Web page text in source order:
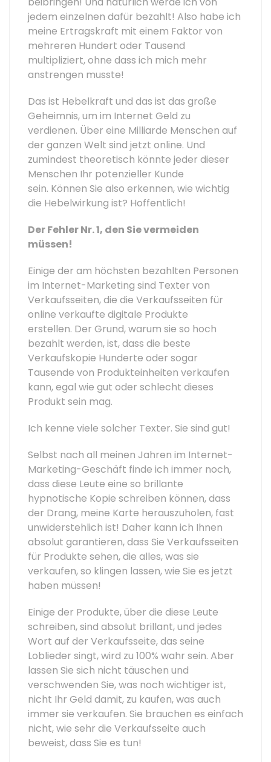
jedem einzelnen dafür bezahlt! Also habe ich
meine Ertragskraft mit einem Faktor von
mehreren Hundert oder Tausend
multipliziert, ohne dass ich mich mehr
anstrengen musste!
Das ist Hebelkraft und das ist das große
Geheimnis, um im Internet Geld zu
verdienen. Über eine Milliarde Menschen auf
der ganzen Welt sind jetzt online. Und
zumindest theoretisch könnte jeder dieser
Menschen Ihr potenzieller Kunde
sein. Können Sie also erkennen, wie wichtig
die Hebelwirkung ist? Hoffentlich!
Der Fehler Nr. 1, den Sie vermeiden
müssen!
Einige der am höchsten bezahlten Personen
im Internet-Marketing sind Texter von
Verkaufsseiten, die die Verkaufsseiten für
online verkaufte digitale Produkte
erstellen. Der Grund, warum sie so hoch
bezahlt werden, ist, dass die beste
Verkaufskopie Hunderte oder sogar
Tausende von Produkteinheiten verkaufen
kann, egal wie gut oder schlecht dieses
Produkt sein mag.
Ich kenne viele solcher Texter. Sie sind gut!
Selbst nach all meinen Jahren im Internet-
Marketing-Geschäft finde ich immer noch,
dass diese Leute eine so brillante
hypnotische Kopie schreiben können, dass
der Drang, meine Karte herauszuholen, fast
unwiderstehlich ist! Daher kann ich Ihnen
absolut garantieren, dass Sie Verkaufsseiten
für Produkte sehen, die alles, was sie
verkaufen, so klingen lassen, wie Sie es jetzt
haben müssen!
Einige der Produkte, über die diese Leute
schreiben, sind absolut brillant, und jedes
Wort auf der Verkaufsseite, das seine
Loblieder singt, wird zu 100% wahr sein. Aber
lassen Sie sich nicht täuschen und
verschwenden Sie, was noch wichtiger ist,
nicht Ihr Geld damit, zu kaufen, was auch
immer sie verkaufen. Sie brauchen es einfach
nicht, wie sehr die Verkaufsseite auch
beweist, dass Sie es tun!